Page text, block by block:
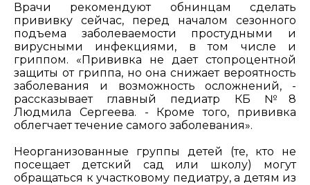
Врачи рекомендуют обнинцам сделать
прививку сейчас, перед началом сезонного
подъема заболеваемости простудными и
вирусными инфекциями, в том числе и
гриппом. «Прививка не дает стопроцентной
защиты от гриппа, но она снижает вероятность
заболевания и возможность осложнений, -
рассказывает главный педиатр КБ №8
Людмила Сергеева. - Кроме того, прививка
облегчает течение самого заболевания».
Неорганизованные группы детей (те, кто не
посещает детский сад или школу) могут
обращаться к участковому педиатру, а детям из